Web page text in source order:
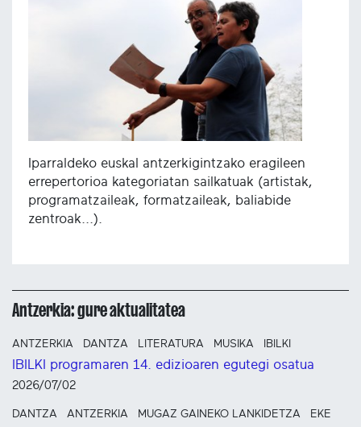
Iparraldeko euskal antzerkigintzako eragileen
errepertorioa kategoriatan sailkatuak (artistak,
programatzaileak, formatzaileak, baliabide
zentroak...).
Antzerkia: gure aktualitatea
ANTZERKIA DANTZA LITERATURA MUSIKA IBILKI
IBILKI programaren 14. edizioaren egutegi osatua
2026/07/02
DANTZA ANTZERKIA MUGAZ GAINEKO LANKIDETZA EKE